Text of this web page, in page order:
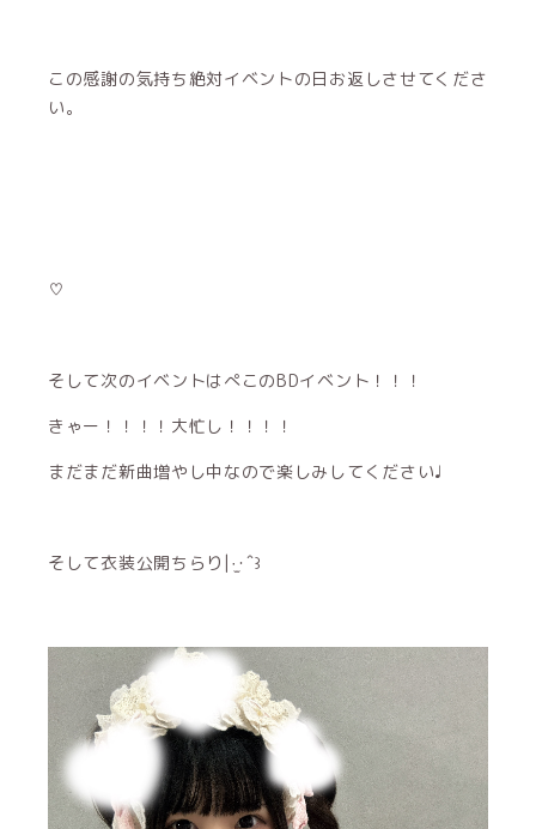
この感謝の気持ち絶対イベントの日お返しさせてくださ
い。
♡
そして次のイベントはぺこのBDイベント！！！
きゃー！！！！大忙し！！！！
まだまだ新曲増やし中なので楽しみしてください♩
そして衣装公開ちらり|·̫･‪ˆ꒱